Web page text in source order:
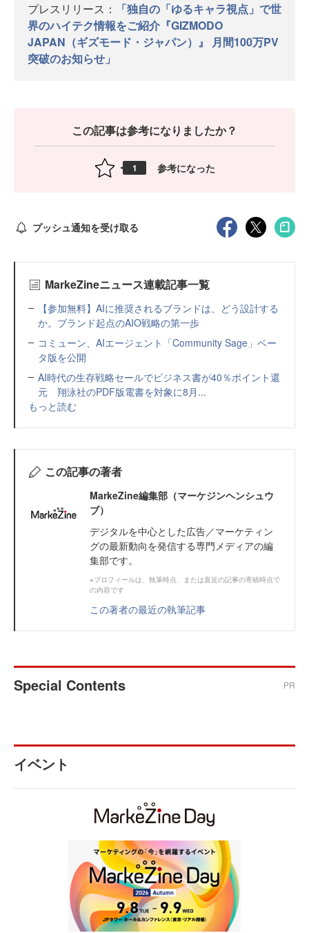
プレスリリース：
「独自の「ゆるキャラ視点」で世
界のハイテク情報をご紹介『GIZMODO
JAPAN（ギズモード・ジャパン）』 月間100万PV
突破のお知らせ」
この記事は参考になりましたか？
1 参考になった
プッシュ通知を受け取る
MarkeZineニュース連載記事一覧
【参加無料】AIに推奨されるブランドは、どう設計する
か。ブランド起点のAIO戦略の第一歩
コミューン、AIエージェント「Community Sage」ベー
タ版を公開
AI時代の生存戦略セールでビジネス書が40％ポイント還
元 翔泳社のPDF版電書を対象に8月...
もっと読む
この記事の著者
MarkeZine編集部（マーケジンヘンシュウ
ブ）
デジタルを中心とした広告／マーケティン
グの最新動向を発信する専門メディアの編
集部です。
※プロフィールは、執筆時点、または直近の記事の寄稿時点で
の内容です
この著者の最近の執筆記事
Special Contents PR
イベント